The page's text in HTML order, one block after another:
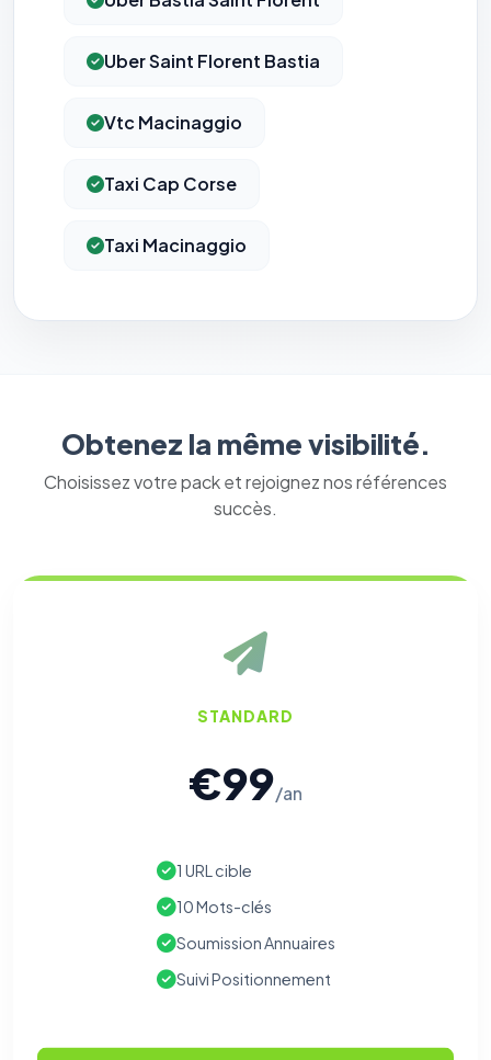
Uber Saint Florent Bastia
Vtc Macinaggio
Taxi Cap Corse
Taxi Macinaggio
Obtenez la même visibilité.
Choisissez votre pack et rejoignez nos références
succès.
STANDARD
€99/an
1 URL cible
10 Mots-clés
Soumission Annuaires
Suivi Positionnement